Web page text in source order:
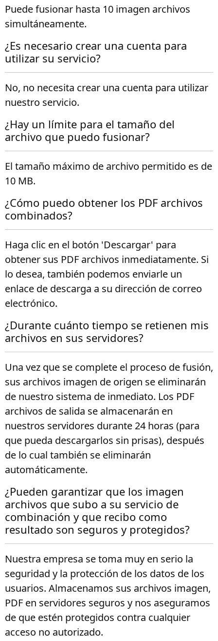
Puede fusionar hasta 10 imagen archivos
simultáneamente.
¿Es necesario crear una cuenta para
utilizar su servicio?
No, no necesita crear una cuenta para utilizar
nuestro servicio.
¿Hay un límite para el tamaño del
archivo que puedo fusionar?
El tamaño máximo de archivo permitido es de
10 MB.
¿Cómo puedo obtener los PDF archivos
combinados?
Haga clic en el botón 'Descargar' para
obtener sus PDF archivos inmediatamente. Si
lo desea, también podemos enviarle un
enlace de descarga a su dirección de correo
electrónico.
¿Durante cuánto tiempo se retienen mis
archivos en sus servidores?
Una vez que se complete el proceso de fusión,
sus archivos imagen de origen se eliminarán
de nuestro sistema de inmediato. Los PDF
archivos de salida se almacenarán en
nuestros servidores durante 24 horas (para
que pueda descargarlos sin prisas), después
de lo cual también se eliminarán
automáticamente.
¿Pueden garantizar que los imagen
archivos que subo a su servicio de
combinación y que recibo como
resultado son seguros y protegidos?
Nuestra empresa se toma muy en serio la
seguridad y la protección de los datos de los
usuarios. Almacenamos sus archivos imagen,
PDF en servidores seguros y nos aseguramos
de que estén protegidos contra cualquier
acceso no autorizado.